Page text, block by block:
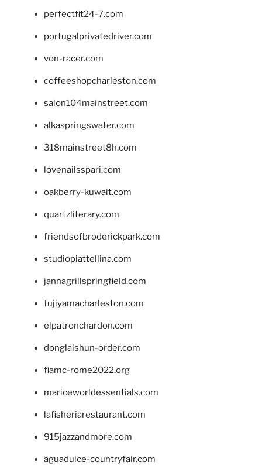
perfectfit24-7.com
portugalprivatedriver.com
von-racer.com
coffeeshopcharleston.com
salon104mainstreet.com
alkaspringswater.com
318mainstreet8h.com
lovenailsspari.com
oakberry-kuwait.com
quartzliterary.com
friendsofbroderickpark.com
studiopiattellina.com
jannagrillspringfield.com
fujiyamacharleston.com
elpatronchardon.com
donglaishun-order.com
fiamc-rome2022.org
mariceworldessentials.com
lafisheriarestaurant.com
915jazzandmore.com
aguadulce-countryfair.com